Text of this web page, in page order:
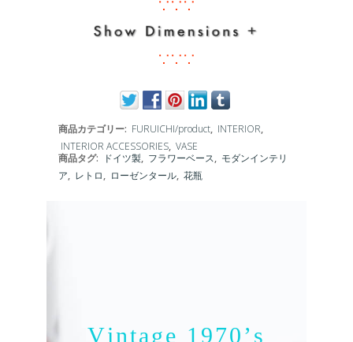
商品カテゴリー: FURUICHI/product, INTERIOR,
INTERIOR ACCESSORIES, VASE
商品タグ:
ドイツ製, フラワーベース, モダンインテリ
ア, レトロ, ローゼンタール, 花瓶